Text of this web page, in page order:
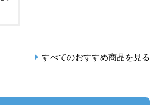
すべてのおすすめ商品を見る